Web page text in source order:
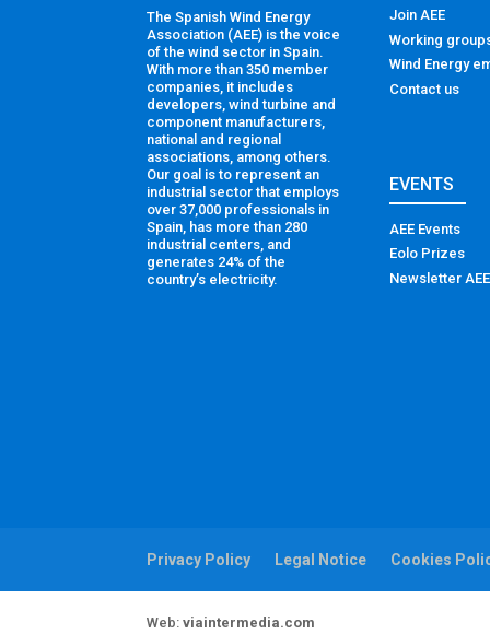
The Spanish Wind Energy
Association (AEE) is the voice
of the wind sector in Spain.
With more than 350 member
companies, it includes
developers, wind turbine and
component manufacturers,
national and regional
associations, among others.
Our goal is to represent an
industrial sector that employs
over 37,000 professionals in
Spain, has more than 280
industrial centers, and
generates 24% of the
country’s electricity.
Join AEE
Working
Wind Energy
Contact us
EVENTS
AEE Events
Eolo Prizes
Newsletter
Privacy Policy Legal Notice Cookies
Web:viaintermedia.com